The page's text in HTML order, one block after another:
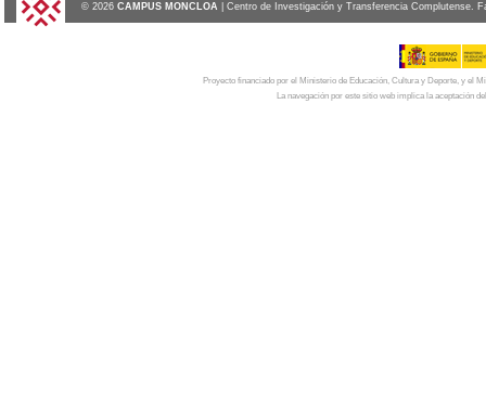
© 2026 CAMPUS MONCLOA | Centro de Investigación y Transferencia Complutense.
Proyecto financiado por el Ministerio de Educación, Cultura y Deporte, y el
La navegación por este sitio web implica la aceptación